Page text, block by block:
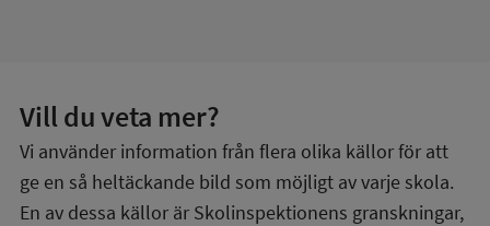
Vill du veta mer?
Vi använder information från flera olika källor för att
ge en så heltäckande bild som möjligt av varje skola.
En av dessa källor är Skolinspektionens granskningar,